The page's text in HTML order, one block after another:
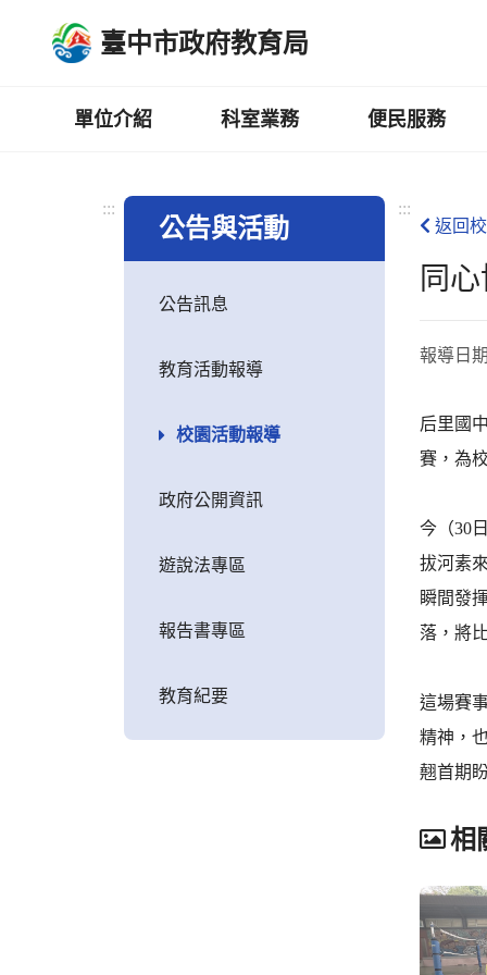
臺中市政府教育局
單位介紹 科室業務 便民服務
:::
公告與活動
公告訊息
教育活動報導
校園活動報導
政府公開資訊
遊說法專區
報告書專區
教育紀要
:::
返回
同
報導日
后里國
賽，為
今（30
拔河素
瞬間發
落，將
這場賽
精神，
翹首期
相